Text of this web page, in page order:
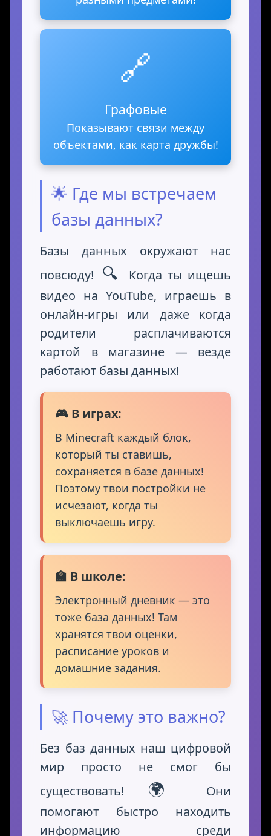
🔗
Графовые
Показывают связи между
объектами, как карта дружбы!
🌟 Где мы встречаем
базы данных?
Базы данных окружают нас
повсюду! 🔍
Когда ты ищешь
видео на YouTube, играешь в
онлайн-игры или даже когда
родители расплачиваются
картой в магазине — везде
работают базы данных!
🎮 В играх:
В Minecraft каждый блок,
который ты ставишь,
сохраняется в базе данных!
Поэтому твои постройки не
исчезают, когда ты
выключаешь игру.
🏫 В школе:
Электронный дневник — это
тоже база данных! Там
хранятся твои оценки,
расписание уроков и
домашние задания.
🚀 Почему это важно?
Без баз данных наш цифровой
мир просто не смог бы
существовать!
🌍
Они
помогают быстро находить
информацию среди